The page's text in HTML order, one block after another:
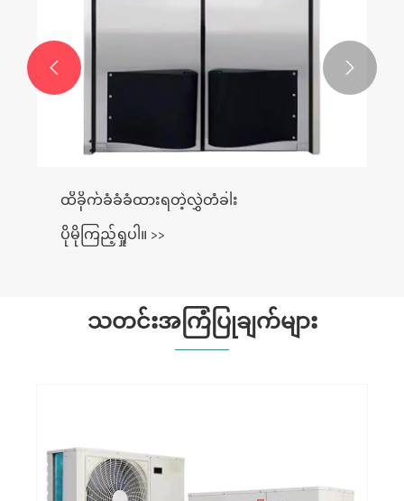
ထိခိုက်ခံခံခံထားရတဲ့လွှဲတံခါး
ပိုမိုကြည့်ရှုပါ။ >>
 
သတင်းအကြံပြုချက်များ